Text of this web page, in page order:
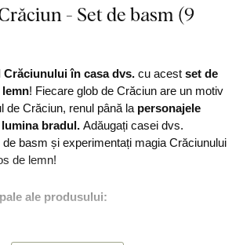
- Set de basm (9
în casa dvs. cu acest set de
lemn! Fiecare glob de Crăciun are un motiv
de Crăciun, renul până la personajele
bradul. Adăugați casei dvs.
basm și experimentați magia Crăciunului
de lemn!
ale produsului: